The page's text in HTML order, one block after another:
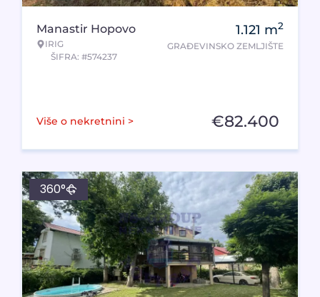
Manastir Hopovo
IRIG
ŠIFRA: #574237
1.121 m2
GRAĐEVINSKO ZEMLJIŠTE
Više o nekretnini > €82.400
360°